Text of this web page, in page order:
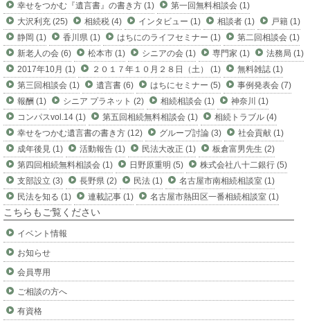
幸せをつかむ『遺言書』の書き方 (1)
第一回無料相談会 (1)
大沢利充 (25)
相続税 (4) インタビュー (1) 相談者 (1)
戸籍 (1)
静岡 (1)
香川県 (1) はちにのライフセミナー (1)
第二回相談会 (1)
新老人の会 (6)
松本市 (1) シニアの会 (1) 専門家 (1)
法務局 (1)
2017年10月 (1)
２０１７年１０月２８日（土） (1)
無料雑誌 (1)
第三回相談会 (1)
遺言書 (6) はちにセミナー (5)
事例発表会 (7)
報酬 (1)
シニア プラネット (2) 相続相談会 (1)
神奈川 (1)
コンパスvol.14 (1)
第五回相続無料相談会 (1)
相続トラブル (4)
幸せをつかむ遺言書の書き方 (12)
グループ討論 (3)
社会貢献 (1)
成年後見 (1)
活動報告 (1) 民法大改正 (1)
板倉富男先生 (2)
第四回相続無料相談会 (1)
日野原重明 (5)
株式会社八十二銀行 (5)
支部設立 (3)
長野県 (2) 民法 (1)
名古屋市南相続相談室 (1)
民法を知る (1)
連載記事 (1) 名古屋市熱田区一番相続相談室 (1)
こちらもご覧ください
イベント情報
お知らせ
会員専用
ご相談の方へ
有資格